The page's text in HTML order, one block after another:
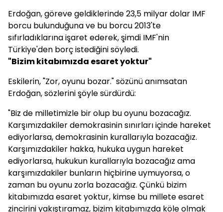
Erdoğan, göreve geldiklerinde 23,5 milyar dolar IMF
borcu bulunduğuna ve bu borcu 2013'te
sıfırladıklarına işaret ederek, şimdi IMF'nin
Türkiye'den borç istediğini söyledi.
"Bizim kitabımızda esaret yoktur"
Eskilerin, "Zor, oyunu bozar." sözünü anımsatan
Erdoğan, sözlerini şöyle sürdürdü:
"Biz de milletimizle bir olup bu oyunu bozacağız.
Karşımızdakiler demokrasinin sınırları içinde hareket
ediyorlarsa, demokrasinin kurallarıyla bozacağız.
Karşımızdakiler hakka, hukuka uygun hareket
ediyorlarsa, hukukun kurallarıyla bozacağız ama
karşımızdakiler bunların hiçbirine uymuyorsa, o
zaman bu oyunu zorla bozacağız. Çünkü bizim
kitabımızda esaret yoktur, kimse bu millete esaret
zincirini yakıştıramaz, bizim kitabımızda köle olmak